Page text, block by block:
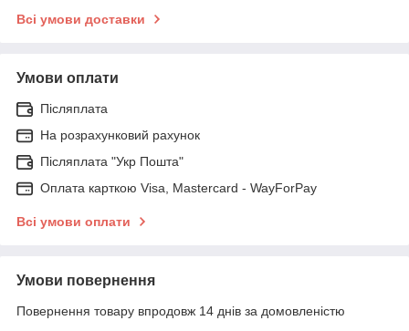
Всі умови доставки
Умови оплати
Післяплата
На розрахунковий рахунок
Післяплата "Укр Пошта"
Оплата карткою Visa, Mastercard - WayForPay
Всі умови оплати
Умови повернення
Повернення товару впродовж 14 днів за домовленістю